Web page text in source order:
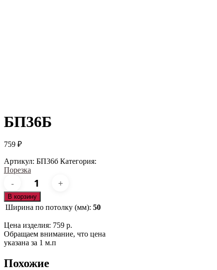
БП36Б
759 ₽
Артикул: БП36б Категория:
Порезка
Количество
товара
БП36б
В корзину
Ширина по потолку (мм): 50
Цена изделия: 759 р.
Обращаем внимание, что цена
указана за 1 м.п
Похожие